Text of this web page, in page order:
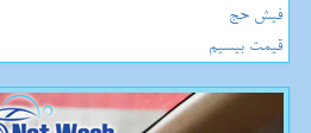
فیش حج
قیمت بیسیم